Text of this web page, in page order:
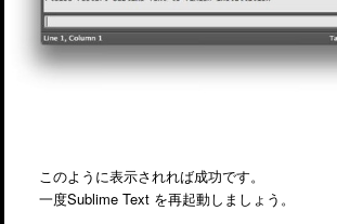
このように表示されれば成功です。
一度Sublime Text を再起動しましょう。